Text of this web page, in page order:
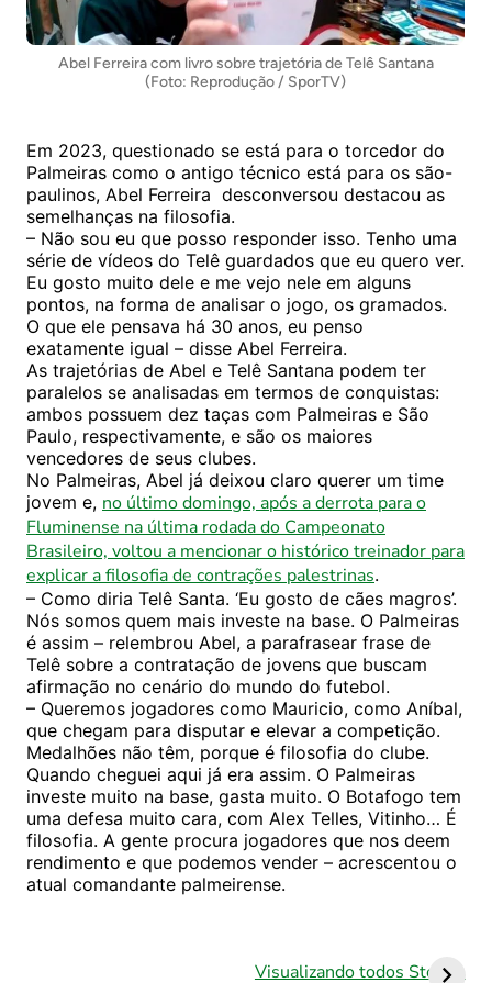
Abel Ferreira com livro sobre trajetória de Telê Santana
(Foto: Reprodução / SporTV)
Em 2023, questionado se está para o torcedor do
Palmeiras como o antigo técnico está para os são-
paulinos, Abel Ferreira desconversou destacou as
semelhanças na filosofia.
– Não sou eu que posso responder isso. Tenho uma
série de vídeos do Telê guardados que eu quero ver.
Eu gosto muito dele e me vejo nele em alguns
pontos, na forma de analisar o jogo, os gramados.
O que ele pensava há 30 anos, eu penso
exatamente igual – disse Abel Ferreira.
As trajetórias de Abel e Telê Santana podem ter
paralelos se analisadas em termos de conquistas:
ambos possuem dez taças com Palmeiras e São
Paulo, respectivamente, e são os maiores
vencedores de seus clubes.
No Palmeiras, Abel já deixou claro querer um time
jovem e, no último domingo, após a derrota para o
Fluminense na última rodada do Campeonato
Brasileiro, voltou a mencionar o histórico treinador para
explicar a filosofia de contrações palestrinas.
– Como diria Telê Santa. ‘Eu gosto de cães magros’.
Nós somos quem mais investe na base. O Palmeiras
é assim – relembrou Abel, a parafrasear frase de
Telê sobre a contratação de jovens que buscam
afirmação no cenário do mundo do futebol.
– Queremos jogadores como Mauricio, como Aníbal,
que chegam para disputar e elevar a competição.
Medalhões não têm, porque é filosofia do clube.
Quando cheguei aqui já era assim. O Palmeiras
investe muito na base, gasta muito. O Botafogo tem
uma defesa muito cara, com Alex Telles, Vitinho… É
filosofia. A gente procura jogadores que nos deem
rendimento e que podemos vender – acrescentou o
atual comandante palmeirense.
Visualizando todos Stories
Verdão vive